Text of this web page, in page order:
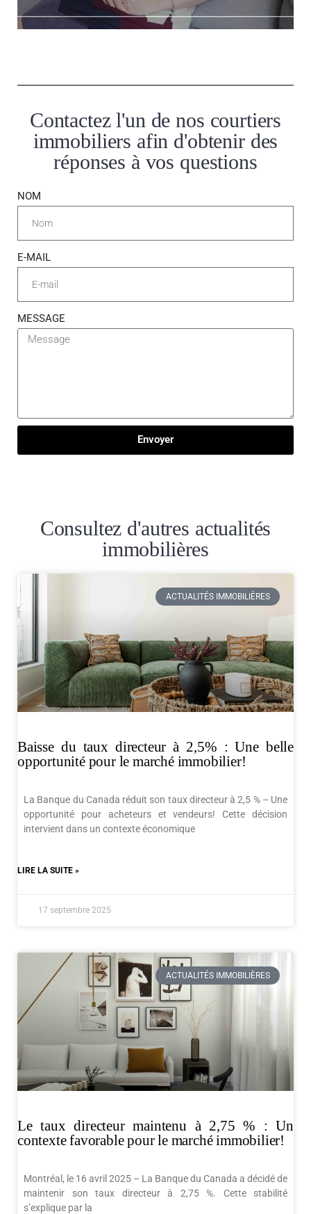
Contactez l'un de nos courtiers
immobiliers afin d'obtenir des
réponses à vos questions
NOM
E-MAIL
MESSAGE
Envoyer
Consultez d'autres actualités
immobilières
ACTUALITÉS IMMOBILIÈRES
Baisse du taux directeur à 2,5% : Une belle
opportunité pour le marché immobilier!
La Banque du Canada réduit son taux directeur à 2,5 % – Une
opportunité pour acheteurs et vendeurs! Cette décision
intervient dans un contexte économique
LIRE LA SUITE »
17 septembre 2025
ACTUALITÉS IMMOBILIÈRES
Le taux directeur maintenu à 2,75 % : Un
contexte favorable pour le marché immobilier!
Montréal, le 16 avril 2025 – La Banque du Canada a décidé de
maintenir son taux directeur à 2,75 %. Cette stabilité
s’explique par la